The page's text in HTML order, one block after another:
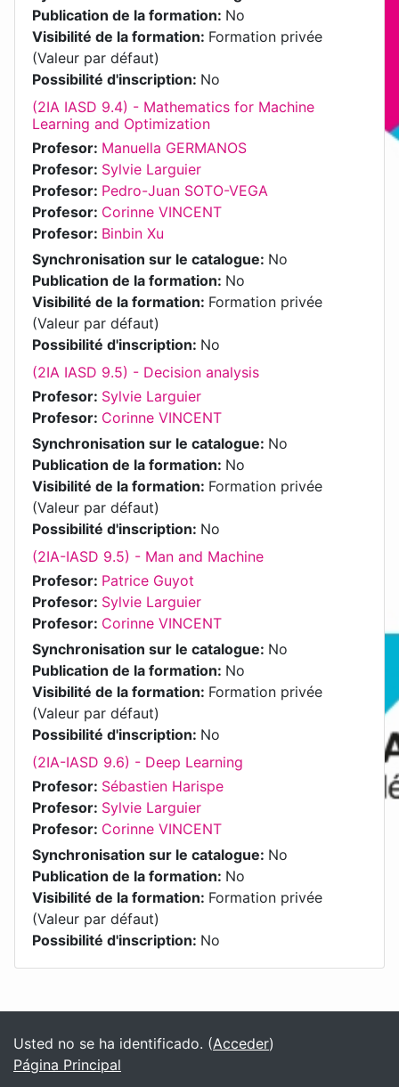
Publication de la formation: No
Visibilité de la formation: Formation privée
(Valeur par défaut)
Possibilité d'inscription: No
(2IA IASD 9.4) - Mathematics for Machine
Learning and Optimization
Profesor: Manuella GERMANOS
Profesor: Sylvie Larguier
Profesor: Pedro-Juan SOTO-VEGA
Profesor: Corinne VINCENT
Profesor: Binbin Xu
Synchronisation sur le catalogue: No
Publication de la formation: No
Visibilité de la formation: Formation privée
(Valeur par défaut)
Possibilité d'inscription: No
(2IA IASD 9.5) - Decision analysis
Profesor: Sylvie Larguier
Profesor: Corinne VINCENT
Synchronisation sur le catalogue: No
Publication de la formation: No
Visibilité de la formation: Formation privée
(Valeur par défaut)
Possibilité d'inscription: No
(2IA-IASD 9.5) - Man and Machine
Profesor: Patrice Guyot
Profesor: Sylvie Larguier
Profesor: Corinne VINCENT
Synchronisation sur le catalogue: No
Publication de la formation: No
Visibilité de la formation: Formation privée
(Valeur par défaut)
Possibilité d'inscription: No
(2IA-IASD 9.6) - Deep Learning
Profesor: Sébastien Harispe
Profesor: Sylvie Larguier
Profesor: Corinne VINCENT
Synchronisation sur le catalogue: No
Publication de la formation: No
Visibilité de la formation: Formation privée
(Valeur par défaut)
Possibilité d'inscription: No
Bloques suplementarios
Usted no se ha identificado. (Acceder)
Página Principal